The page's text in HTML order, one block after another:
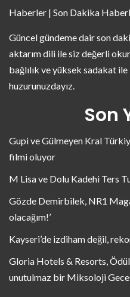
Haberler | Son Dakika
Güncel gündeme dair son
aktarım dili ile siz değerli
bağlılık ve yüksek sadakat
huzurunuzdayız.
Son
Gupi ve Gülmeyen Kral
filmi oluyor
M Lisa ve Dolu Kadehi Ters
Gözde Demirbilek, NR1
olacağım!’
Kayseri’de izdiham değil,
Gloria Hotels & Resorts,
unutulmaz bir Miksoloji